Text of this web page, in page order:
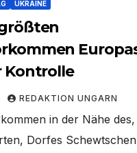
UKRAINE
Kontrolle
REDAKTION UNGARN
in der Nähe
Dorfes